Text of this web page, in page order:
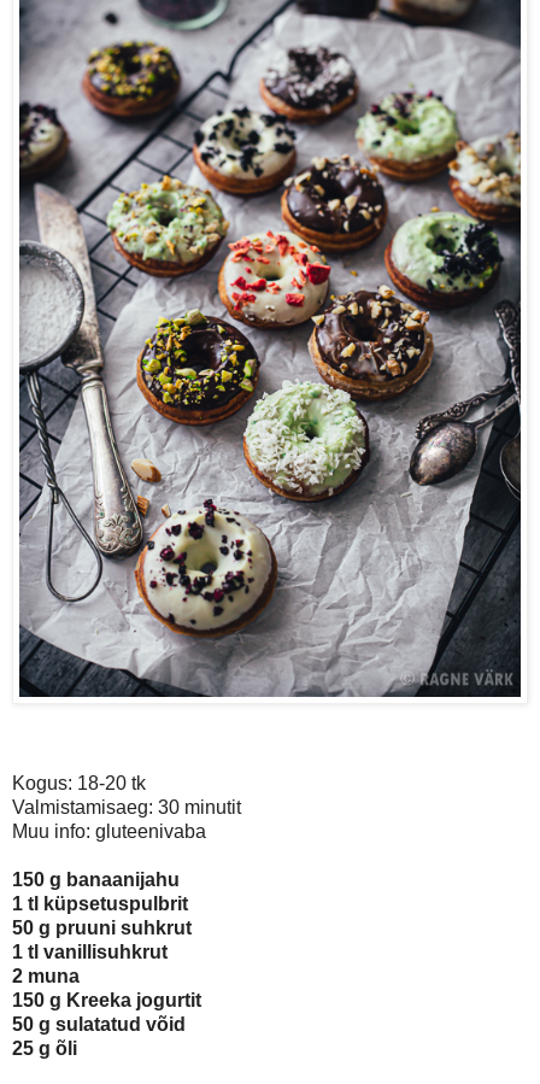
Kogus: 18-20 tk
Valmistamisaeg: 30 minutit
Muu info: gluteenivaba
150 g banaanijahu
1 tl küpsetuspulbrit
50 g pruuni suhkrut
1 tl vanillisuhkrut
2 muna
150 g Kreeka jogurtit
50 g sulatatud võid
25 g õli